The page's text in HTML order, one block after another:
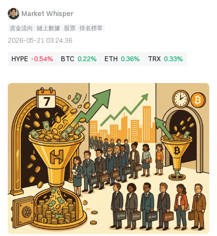
Market Whisper
資金流向 鏈上數據 股票 排名榜單
2026-05-21 03:24:36
HYPE -0.54% BTC 0.22% ETH 0.36% TRX 0.33%